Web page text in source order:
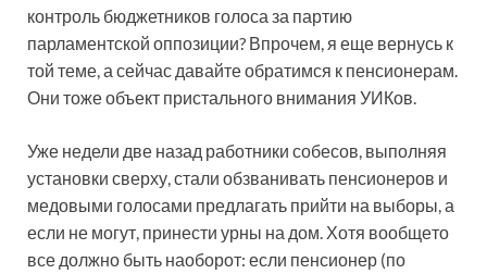
контроль бюджетников голоса за партию
парламентской оппозиции? Впрочем, я еще вернусь к
той теме, а сейчас давайте обратимся к пенсионерам.
Они тоже объект пристального внимания ­УИКов.
Уже недели две назад работники собесов, выполняя
установки сверху, стали обзванивать пенсионеров и
медовыми голосами предлагать прийти на выборы, а
если не могут, принести урны на дом. Хотя вообще­то
все должно быть наоборот: если пенсионер (по